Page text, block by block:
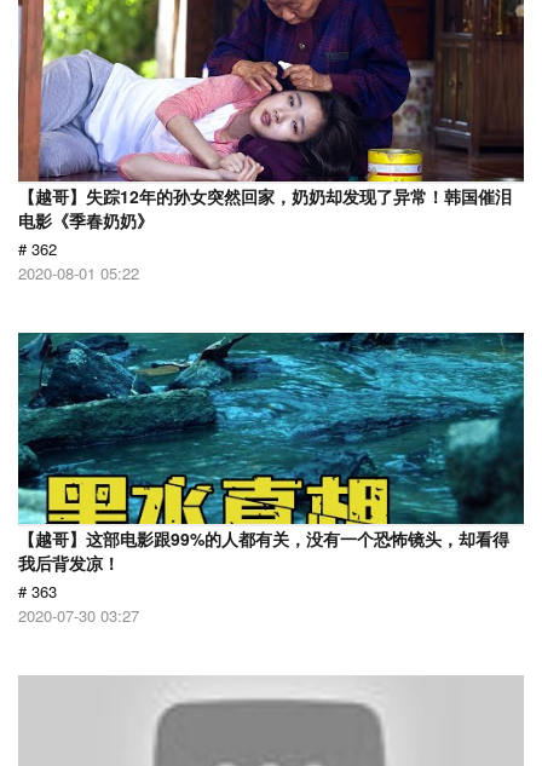
【越哥】失踪12年的孙女突然回家，奶奶却发现了异常！韩国催泪
电影《季春奶奶》
# 362
2020-08-01 05:22
【越哥】这部电影跟99%的人都有关，没有一个恐怖镜头，却看得
我后背发凉！
# 363
2020-07-30 03:27